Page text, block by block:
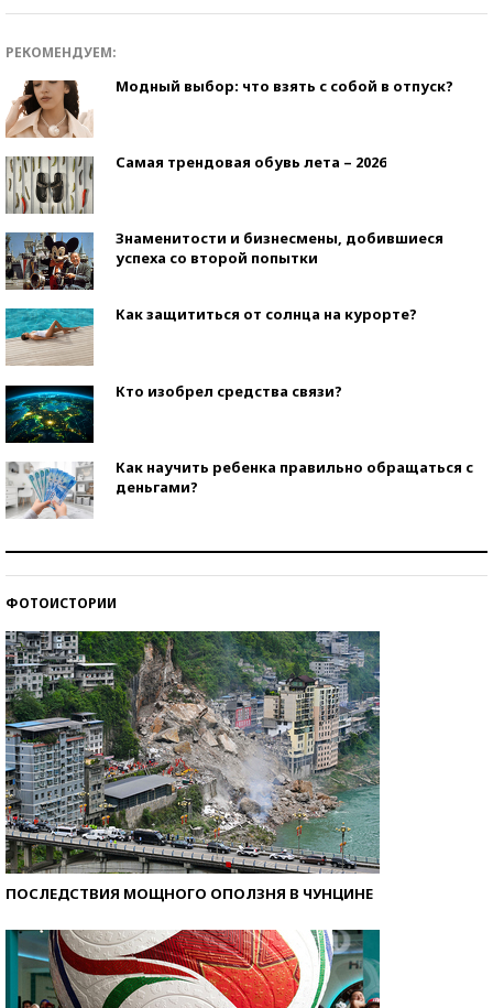
РЕКОМЕНДУЕМ:
Модный выбор: что взять с собой в отпуск?
Самая трендовая обувь лета – 2026
Знаменитости и бизнесмены, добившиеся
успеха со второй попытки
Как защититься от солнца на курорте?
Кто изобрел средства связи?
Как научить ребенка правильно обращаться с
деньгами?
ФОТОИСТОРИИ
ПОСЛЕДСТВИЯ МОЩНОГО ОПОЛЗНЯ В ЧУНЦИНЕ